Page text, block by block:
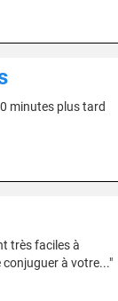
minutes plus tard
très faciles à
à votre..."